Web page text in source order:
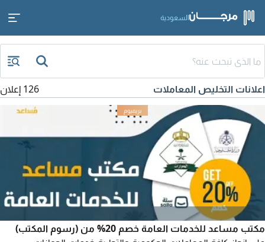
السعودية
اعلانات التخليص المعاملات 126 إعلان
مكتب مساعد للخدمات العامة خصم 20% من (رسوم المكتب)